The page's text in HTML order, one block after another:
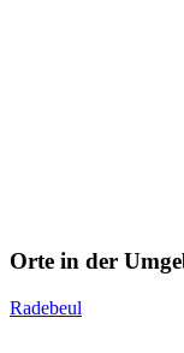
Orte in der
Radebeul